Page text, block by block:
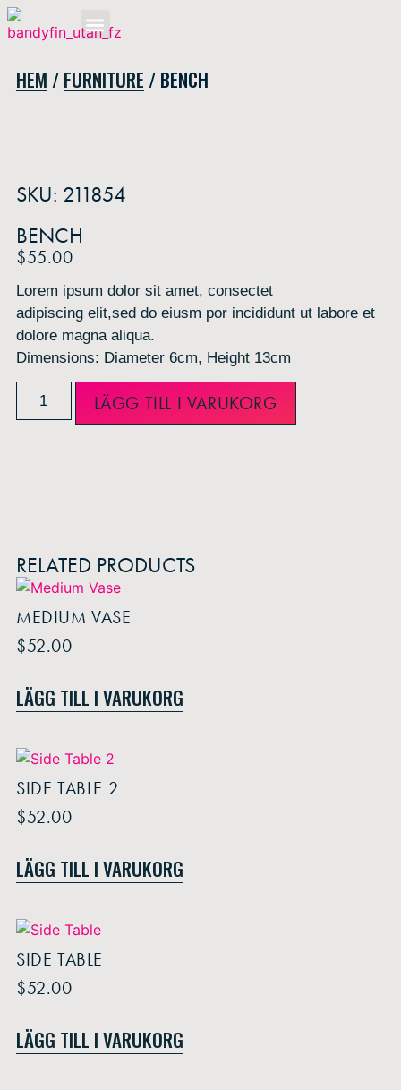
HEM /FURNITURE / BENCH
SKU: 211854
BENCH
$55.00
Lorem ipsum dolor sit amet, consectet
adipiscing elit,sed do eiusm por incididunt ut labore et
dolore magna aliqua.
Dimensions: Diameter 6cm, Height 13cm
LÄGG TILL I VARUKORG
RELATED PRODUCTS
MEDIUM VASE
$52.00
LÄGG TILL I VARUKORG
SIDE TABLE 2
$52.00
LÄGG TILL I VARUKORG
SIDE TABLE
$52.00
LÄGG TILL I VARUKORG